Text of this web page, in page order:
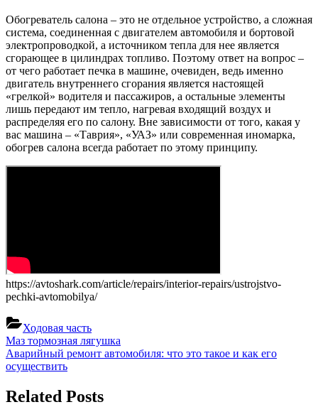
Обогреватель салона – это не отдельное устройство, а сложная
система, соединенная с двигателем автомобиля и бортовой
электропроводкой, а источником тепла для нее является
сгорающее в цилиндрах топливо. Поэтому ответ на вопрос –
от чего работает печка в машине, очевиден, ведь именно
двигатель внутреннего сгорания является настоящей
«грелкой» водителя и пассажиров, а остальные элементы
лишь передают им тепло, нагревая входящий воздух и
распределяя его по салону. Вне зависимости от того, какая у
вас машина – «Таврия», «УАЗ» или современная иномарка,
обогрев салона всегда работает по этому принципу.
https://avtoshark.com/article/repairs/interior-repairs/ustrojstvo-
pechki-avtomobilya/
Ходовая часть
Навигация
по
Previous
Post:
Маз тормозная лягушка
Next
Post:
Аварийный ремонт автомобиля: что это такое и как его
осуществить
Related Posts